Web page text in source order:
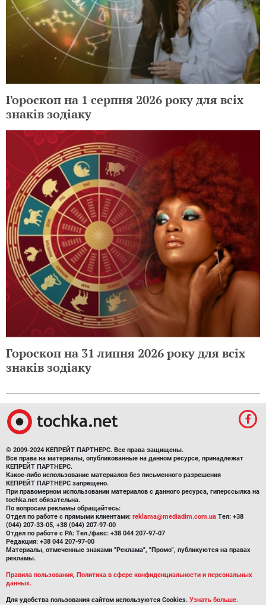
Гороскоп на 1 серпня 2026 року для всіх
знаків зодіаку
Гороскоп на 31 липня 2026 року для всіх
знаків зодіаку
© 2009-2024 КЕПРЕЙТ ПАРТНЕРС. Все права защищены.
Все права на материалы, опубликованные на данном ресурсе, принадлежат
КЕПРЕЙТ ПАРТНЕРС.
Какое-либо использование материалов без письменного разрешения
КЕПРЕЙТ ПАРТНЕРС запрещено.
При правомерном использовании материалов с данного ресурса, гиперссылка на
tochka.net обязательна.
По вопросам рекламы обращайтесь:
Отдел по работе с прямыми клиентами: reklama@mediadim.com.ua Тел: +38
(044) 207-33-05, +38 (044) 207-97-00
Отдел по работе с РА: Тел./факс: +38 044 207-97-07
Редакция: +38 044 207-97-00
Материалы, отмеченные знаками "Реклама", "Промо", публикуются на правах
рекламы.
Правила пользования, Политика в сфере конфиденциальности и персональных
данных.
Для удобства пользования сайтом используются Cookies. Узнать больше.